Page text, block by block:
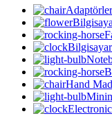
Adaptörler
Hand